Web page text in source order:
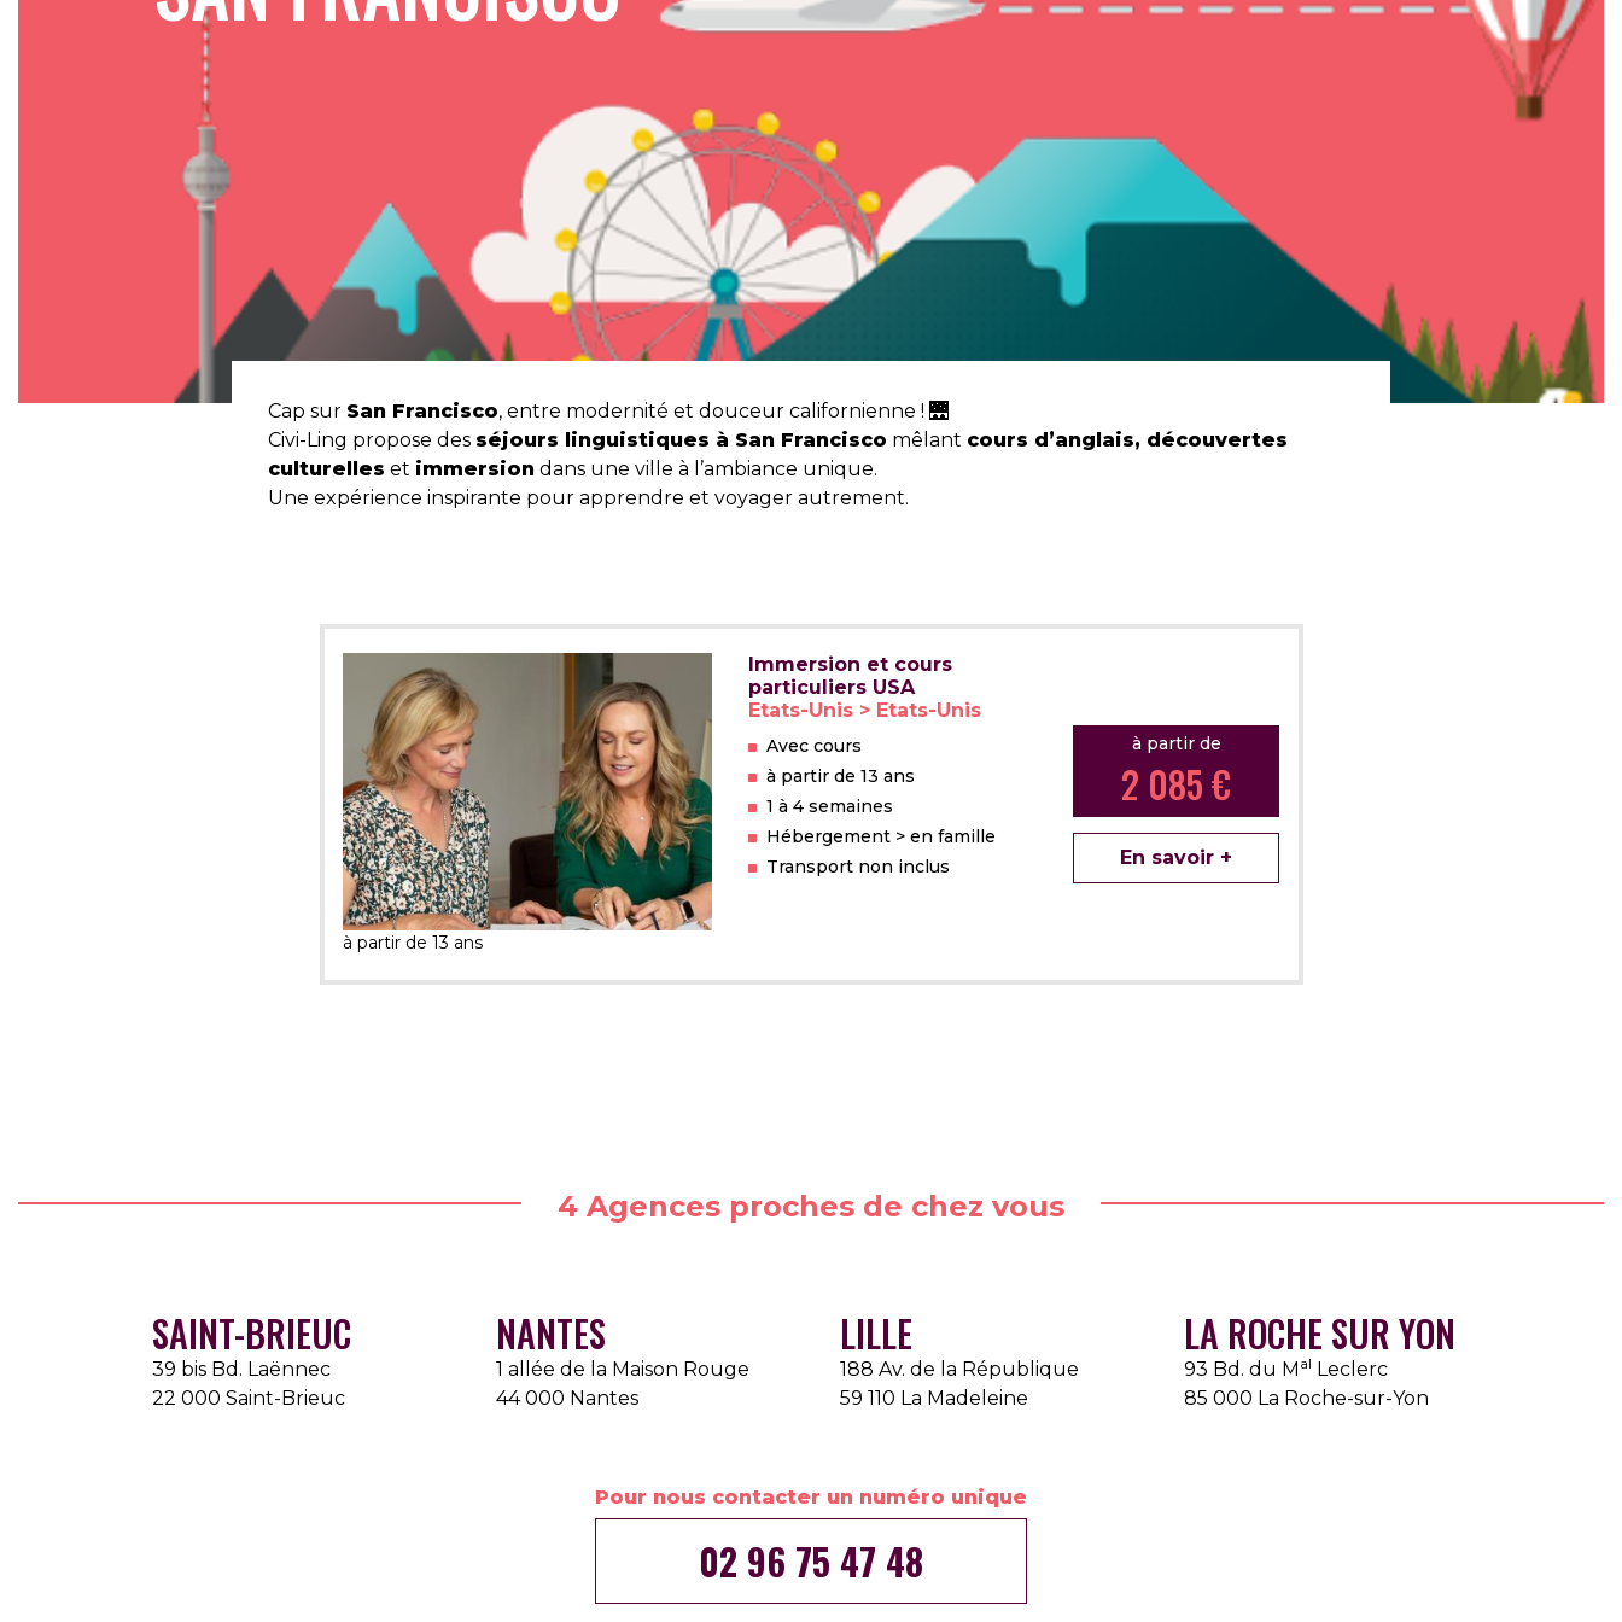
Cap sur San Francisco, entre modernité et douceur californienne ! 🌉
Civi-Ling propose des séjours linguistiques à San Francisco mêlant cours d’anglais, découvertes
culturelles et immersion dans une ville à l’ambiance unique.
Une expérience inspirante pour apprendre et voyager autrement.
à partir de 13 ans
Immersion et cours
particuliers USA
Etats-Unis > Etats-Unis
Avec cours
à partir de 13 ans
1 à 4 semaines
Hébergement > en famille
Transport non inclus
à partir de
2 085 €
En savoir +
4 Agences proches de chez vous
SAINT-BRIEUC
39 bis Bd. Laënnec
22 000 Saint-Brieuc
NANTES
1 allée de la Maison Rouge
44 000 Nantes
LILLE
188 Av. de la République
59 110 La Madeleine
LA ROCHE SUR YON
93 Bd. du M al Leclerc
85 000 La Roche-sur-Yon
Pour nous contacter un numéro unique
02 96 75 47 48